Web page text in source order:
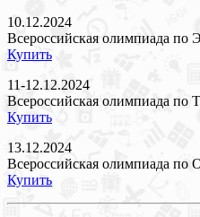
10.12.2024
Всероссийская олимпиада
Купить
11-12.12.2024
Всероссийская олимпиада
Купить
13.12.2024
Всероссийская олимпиада по
Купить